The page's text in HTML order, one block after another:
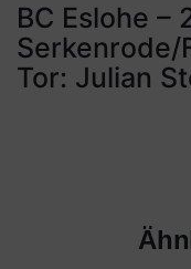
BC Eslohe –
Serkenrode/
Tor: Julian